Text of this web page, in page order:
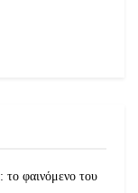
το φαινόμενο του